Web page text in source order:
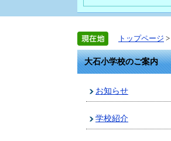
トップページ >
大石小学校のご案内
お知らせ
学校紹介